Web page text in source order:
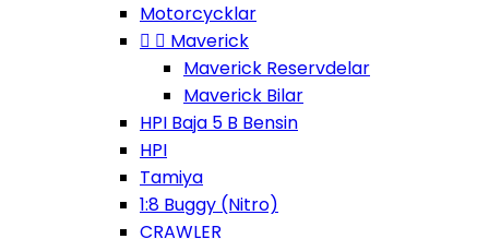
Motorcycklar
  Maverick
Maverick Reservdelar
Maverick Bilar
HPI Baja 5 B Bensin
HPI
Tamiya
1:8 Buggy (Nitro)
CRAWLER